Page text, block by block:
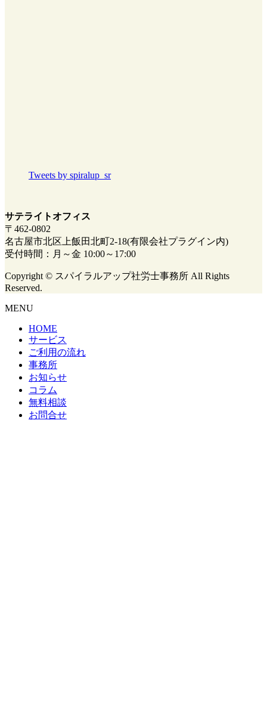
Tweets by spiralup_sr
サテライトオフィス
〒462-0802
名古屋市北区上飯田北町2-18(有限会社プラグイン内)
受付時間：月～金 10:00～17:00
Copyright © スパイラルアップ社労士事務所 All Rights
Reserved.
MENU
HOME
サービス
ご利用の流れ
事務所
お知らせ
コラム
無料相談
お問合せ